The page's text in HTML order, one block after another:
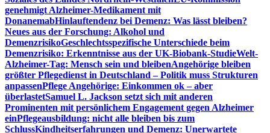
genehmigt Alzheimer-Medikament mit
DonanemabHinlauftendenz bei Demenz: Was lässt bleiben?
Neues aus der Forschung: Alkohol und
DemenzrisikoGeschlechtsspezifische Unterschiede beim
Demenzrisiko: Erkenntnisse aus der UK-Biobank-StudieWelt-
Alzheimer-Tag: Mensch sein und bleibenAngehörige bleiben
größter Pflegedienst in Deutschland – Politik muss Strukturen
anpassenPflege Angehörige: Einkommen ok – aber
überlastetSamuel L. Jackson setzt sich mit anderen
Prominenten mit persönlichem Engagement gegen Alzheimer
einPflegeausbildung: nicht alle bleiben bis zum
SchlussKindheitserfahrungen und Demenz: Unerwartete